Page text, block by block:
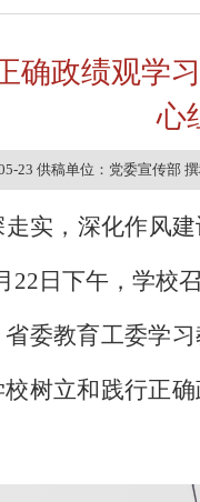
确政绩观学
心
23 供稿单位：党委宣传部
实，深化作风
22日下午，学校
委教育工委学
树立和践行正